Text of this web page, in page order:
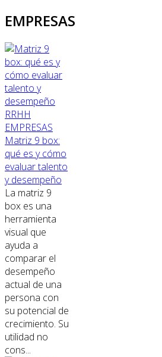
EMPRESAS
RRHH
EMPRESAS
Matriz 9 box:
qué es y cómo
evaluar talento
y desempeño
La matriz 9
box es una
herramienta
visual que
ayuda a
comparar el
desempeño
actual de una
persona con
su potencial de
crecimiento. Su
utilidad no
cons...